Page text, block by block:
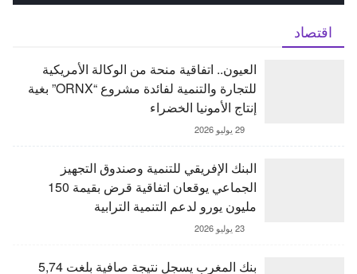
اقتصاد
العيون.. اتفاقية منحة من الوكالة الأمريكية
للتجارة والتنمية لفائدة مشروع “ORNX” بغية
إنتاج الأمونيا الخضراء
29 يوليو 2026
البنك الإفريقي للتنمية وصندوق التجهيز
الجماعي يوقعان اتفاقية قرض بقيمة 150
مليون يورو لدعم التنمية الترابية
23 يوليو 2026
بنك المغرب يسجل نتيجة صافية بلغت 5,74